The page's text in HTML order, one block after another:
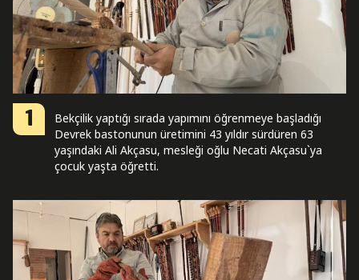
1
Bekçilik yaptığı sırada yapımını öğrenmeye başladığı
Devrek bastonunun üretimini 43 yıldır sürdüren 63
yaşındaki Ali Akçasu, mesleği oğlu Necati Akçasu`ya
çocuk yaşta öğretti.